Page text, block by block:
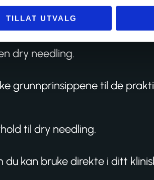
TILLAT UTVALG
å kunne anvende
og utvikle en
dry needling.
grunnprinsippene til de
til dry needling.
kan bruke direkte i ditt